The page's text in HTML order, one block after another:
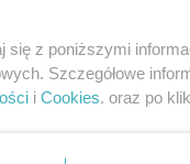
się z poniższymi
Szczegółowe
i Cookies. oraz po